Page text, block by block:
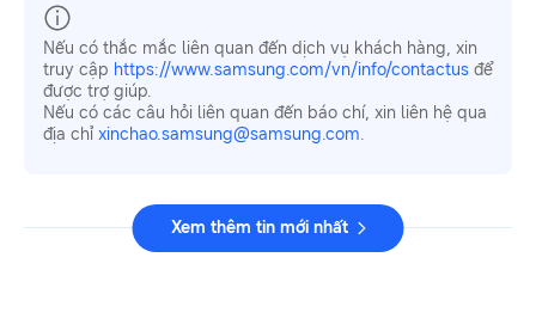
Nếu có thắc mắc liên quan đến dịch vụ khách hàng, xin
truy cập https://www.samsung.com/vn/info/contactus để
được trợ giúp.
Nếu có các câu hỏi liên quan đến báo chí, xin liên hệ qua
địa chỉ xinchao.samsung@samsung.com.
Xem thêm tin mới nhất